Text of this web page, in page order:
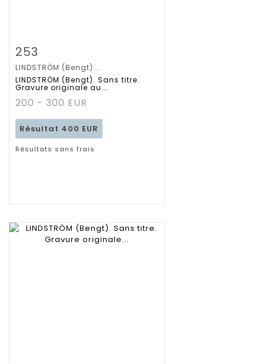
Fiche détaillée
253
LINDSTRÖM (Bengt)....
LINDSTRÖM (Bengt). Sans titre.
Gravure originale au...
200 - 300 EUR
Résultat 400 EUR
Résultats sans frais